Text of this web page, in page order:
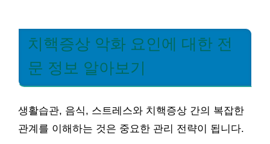
치핵증상 악화 요인에 대한 전
문 정보 알아보기
생활습관, 음식, 스트레스와 치핵증상 간의 복잡한
관계를 이해하는 것은 중요한 관리 전략이 됩니다.